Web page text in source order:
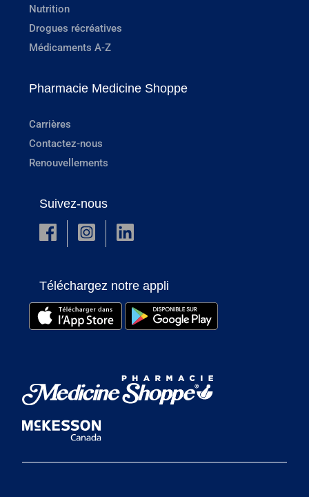
Nutrition
Drogues récréatives
Médicaments A-Z
Pharmacie Medicine Shoppe
Carrières
Contactez-nous
Renouvellements
Suivez-nous
Téléchargez notre appli